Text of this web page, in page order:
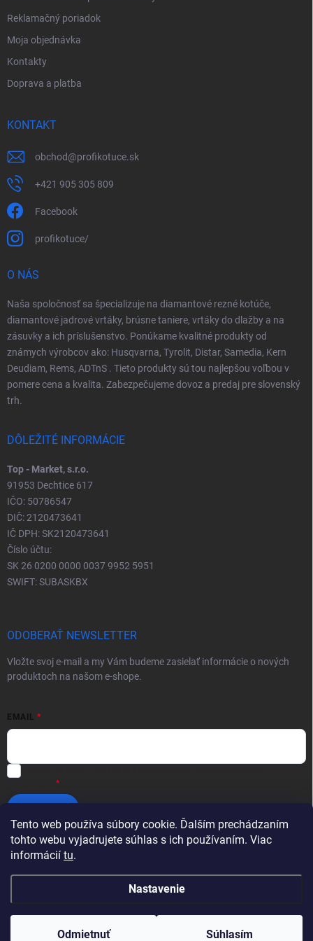
Tento web používa súbory cookie. Ďalším prechádzaním
tohto webu vyjadrujete súhlas s ich používaním. Viac
informácií tu.
Nastavenie
Odmietnuť Súhlasím
Reklamačný poriadok
Moja objednávka
Kontakty
Doprava a platba
KONTAKT
obchod@profikotuce.sk
+421 905 305 809
Facebook
profikotuce/
O NÁS
Naša spoločnosť sa špecializuje na diamantové rezné kotúče,
diamantové jadrové vrtáky, brúsne taniere, vrtáky do dlažby a na
zásuvky a ich príslušenstvo. Ponúkame kvalitné produkty od
známych výrobcov ako: Husqvarna, Tyrolit, Distar, Samedia, Kern
Deudiam, Rems, ADTnS . Tieto produkty sú tou najlepšou voľbou v
pomere cena a kvalita. Zabezpečujeme dovoz a predaj pre slovenský
trh.
DÔLEŽITÉ INFORMÁCIE
Top - Market, s.r.o.
91953 Dechtice 617
IČO: 50786547
DIČ: 2120473641
IČ DPH: SK2120473641
Číslo účtu:
SK 26 0200 0000 0037 9952 5951
SWIFT: SUBASKBX
ODOBERAŤ NEWSLETTER
Vložte svoj e-mail a my Vám budeme zasielať informácie o nových
produktoch na našom e-shope.
EMAIL
Copyright 2026Profikotúče.sk. Všetky práva vyhradené.Upraviť nastavenie